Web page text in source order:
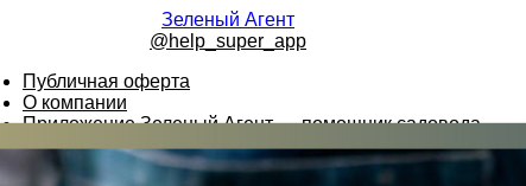
Зеленый Агент
@help_super_app
Публичная оферта
О компании
Приложение Зеленый Агент — помощник садовода